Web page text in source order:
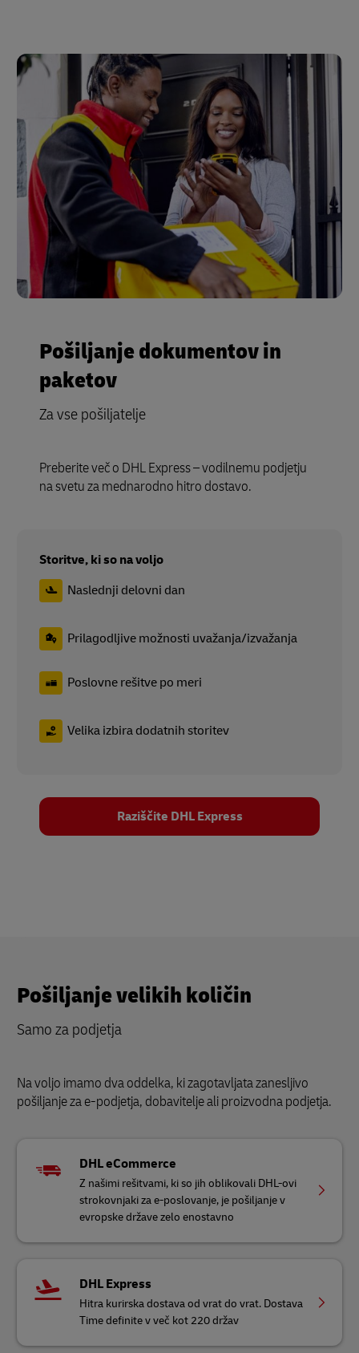
Pošiljanje dokumentov in
paketov
Za vse pošiljatelje
Preberite več o DHL Express – vodilnemu podjetju
na svetu za mednarodno hitro dostavo.
Storitve, ki so na voljo
Naslednji delovni dan
Prilagodljive možnosti uvažanja/izvažanja
Poslovne rešitve po meri
Velika izbira dodatnih storitev
Raziščite DHL Express
Pošiljanje velikih količin
Samo za podjetja
Na voljo imamo dva oddelka, ki zagotavljata zanesljivo
pošiljanje za e-podjetja, dobavitelje ali proizvodna podjetja.
DHL eCommerce
Z našimi rešitvami, ki so jih oblikovali DHL-ovi
strokovnjaki za e-poslovanje, je pošiljanje v
evropske države zelo enostavno
DHL Express
Hitra kurirska dostava od vrat do vrat. Dostava
Time definite v več kot 220 držav